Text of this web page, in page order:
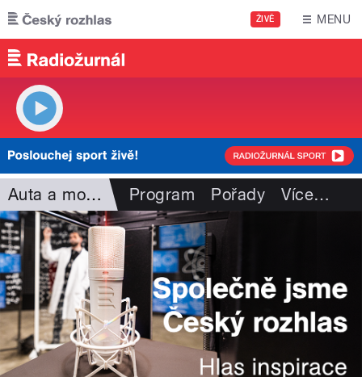
Přejít k hlavnímu obsahu
ŽIVĚ MENU
Auta a motorismus Program Pořady Více…